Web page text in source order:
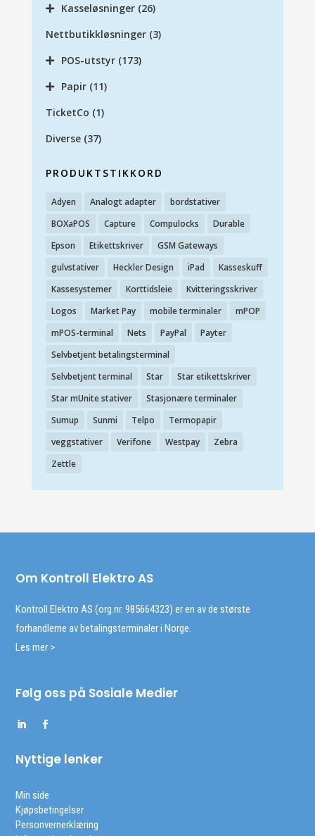
Kasseløsninger (26)
Nettbutikkløsninger (3)
POS-utstyr (173)
Papir (11)
TicketCo (1)
Diverse (37)
PRODUKTSTIKKORD
Adyen Analogt adapter
bordstativer
BOXaPOS
Capture Compulocks
Durable
Epson
Etikettskriver
GSM Gateways
gulvstativer
Heckler Design iPad
Kasseskuff
Kassesystemer
Korttidsleie
Kvitteringsskriver
Logos
Market Pay mobile terminaler
mPOP
mPOS-terminal
Nets PayPal
Payter
Selvbetjent betalingsterminal
Selvbetjent terminal
Star
Star etikettskriver
Star mUnite stativer
Stasjonære terminaler
Sumup
Sunmi Telpo
Termopapir
veggstativer
Verifone Westpay
Zebra
Zettle
Om Kontroll Elektro AS
Kontroll Elektro AS (org.nr. 985664323) er en av de største
forhandlerne av betalingsterminaler i Norge.
Les mer >
Følg oss på Sosiale Medier
Nyttige lenker
Min side
Kjøpsbetingelser
Personvernerklæring